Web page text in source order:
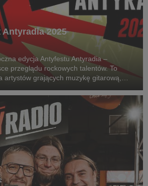
Antyradia 2025
edycja Antyfestu Antyradia –
przeglądu rockowych talentów. To
artystów grających muzykę gitarową,
na ogólnopolskiej scenie rocko...